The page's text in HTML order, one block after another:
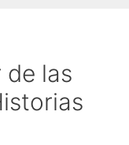
de las